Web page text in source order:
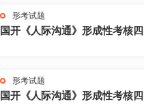
形考试题
国开《人际沟通》形成性考核四
形考试题
国开《人际沟通》形成性考核四